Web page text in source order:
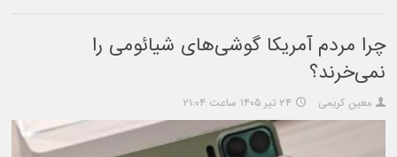
چرا مردم آمریکا گوشی‌های شیائومی را
نمی‌خرند؟
معین کریمی ۲۴ تیر ۱۴۰۵ ساعت ۲۱:۰۴